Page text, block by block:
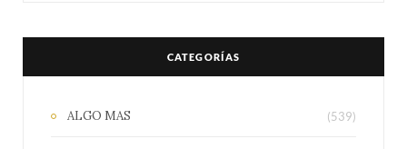
CATEGORÍAS
ALGO MAS (539)